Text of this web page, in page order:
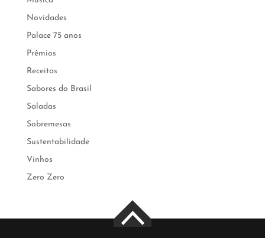
Novidades
Palace 75 anos
Prêmios
Receitas
Sabores do Brasil
Saladas
Sobremesas
Sustentabilidade
Vinhos
Zero Zero